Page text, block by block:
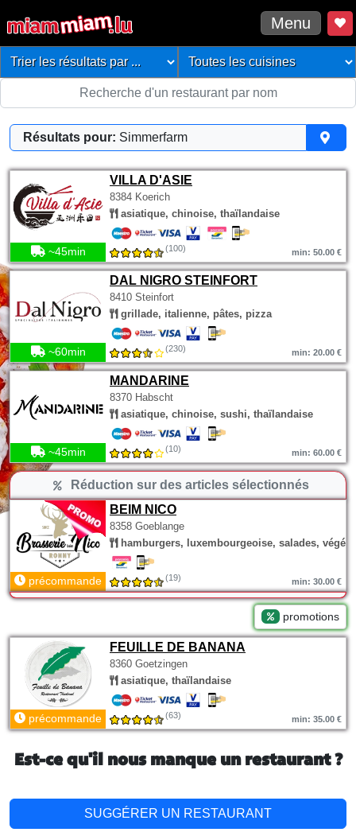
Menu
Résultats pour: Simmerfarm
VILLA D'ASIE
8384 Koerich
asiatique, chinoise, thaïlandaise
~45min (100) min: 50.00 €
DAL NIGRO STEINFORT
8410 Steinfort
grillade, italienne, pâtes, pizza
~60min (230) min: 20.00 €
MANDARINE
8370 Habscht
asiatique, chinoise, sushi, thaïlandaise
~45min (10) min: 60.00 €
Réduction sur des articles sélectionnés
BEIM NICO
8358 Goeblange
hamburgers, luxembourgeoise, salades,
précommande (19) min: 30.00 €
promotions
FEUILLE DE BANANA
8360 Goetzingen
asiatique, thaïlandaise
précommande (63) min: 35.00 €
Est-ce qu'il nous manque un restaurant ?
SUGGÉRER UN RESTAURANT